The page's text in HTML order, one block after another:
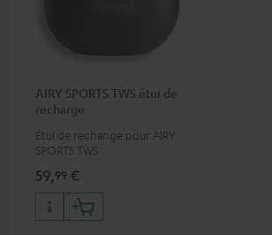
AIRY SPORTS TWS étui de
recharge
Étui de rechange pour AIRY
SPORTS TWS
59,99 €